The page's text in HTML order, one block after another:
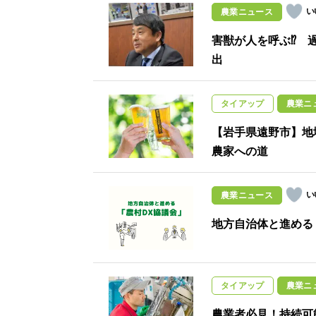
農業ニュース
害獣が人を呼ぶ⁉
出
タイアップ 農業ニ
【岩手県遠野市】
農家への道
農業ニュース
地方自治体と進め
タイアップ 農業ニ